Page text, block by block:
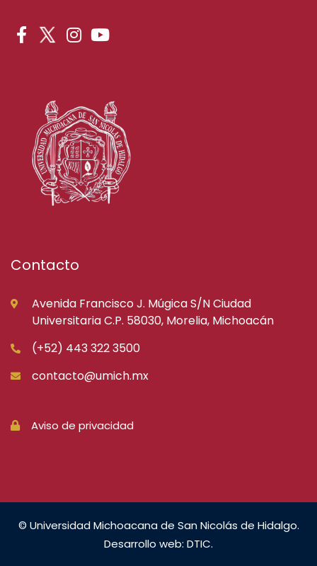
Contacto
Avenida Francisco J. Múgica S/N Ciudad
Universitaria C.P. 58030, Morelia, Michoacán
(+52) 443 322 3500
contacto@umich.mx
Aviso de privacidad
© Universidad Michoacana de San Nicolás de Hidalgo.
Desarrollo web: DTIC.